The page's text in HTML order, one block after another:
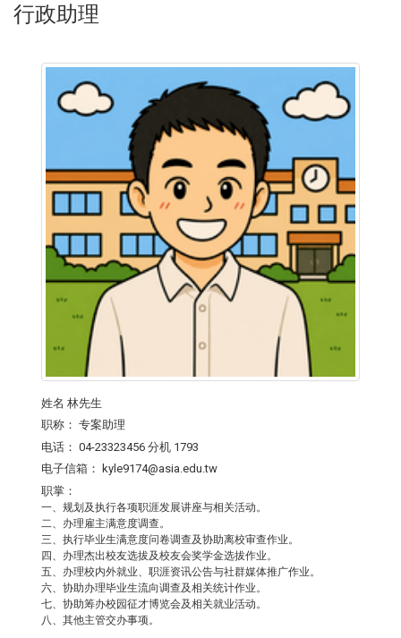
行政助理
姓名 林先生
职称： 专案助理
电话： 04-23323456 分机 1793
电子信箱：
kyle9174@asia.edu.tw
职掌：
一、规划及执行各项职涯发展讲座与相关活动。
二、办理雇主满意度调查。
三、执行毕业生满意度问卷调查及协助离校审查作业。
四、办理杰出校友选拔及校友会奖学金选拔作业。
五、办理校内外就业、职涯资讯公告与社群媒体推广作业。
六、协助办理毕业生流向调查及相关统计作业。
七、协助筹办校园征才博览会及相关就业活动。
八、其他主管交办事项。